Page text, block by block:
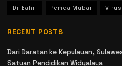
Dr Bahri Pemda Mubar
RECENT POSTS
Dari Daratan ke Kepulauan,
Satuan Pendidikan Widyalaya